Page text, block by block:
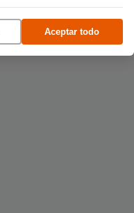
Aceptar todo